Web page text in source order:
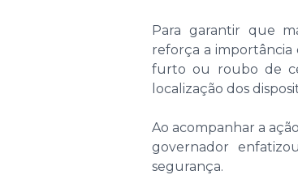
Para garantir que
reforça a importância
furto ou roubo de
localização dos
Ao acompanhar a
governador
segurança.